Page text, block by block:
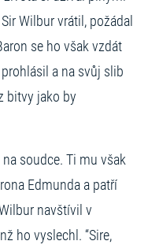
Wilbur vrátil, požádal
se ho však vzdát
a na svůj slib
bitvy jako by
soudce. Ti mu však
Edmunda a patří
navštívil v
ho vyslechl. “Sire,